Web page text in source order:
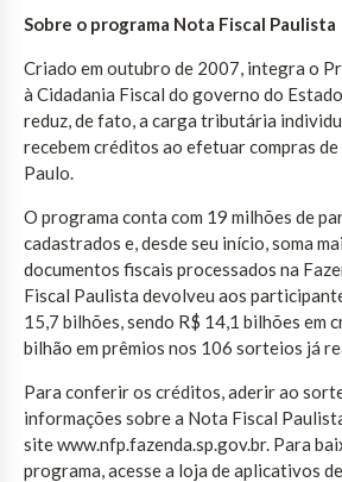
Sobre o programa Nota Fiscal Paulista
Criado em outubro de 2007, integra o
à Cidadania Fiscal do governo do
reduz, de fato, a carga tributária
recebem créditos ao efetuar compras de
Paulo.
O programa conta com 19 milhões de
cadastrados e, desde seu início, soma
documentos fiscais processados na
Fiscal Paulista devolveu aos
15,7 bilhões, sendo R$ 14,1 bilhões em
bilhão em prêmios nos 106 sorteios já
Para conferir os créditos, aderir ao
informações sobre a Nota Fiscal
site www.nfp.fazenda.sp.gov.br. Para
programa, acesse a loja de aplicativos